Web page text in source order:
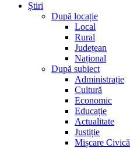
Știri
După locație
Local
Rural
Județean
Național
După subiect
Administrație
Cultură
Economic
Educație
Actualitate
Justiție
Mișcare Civică